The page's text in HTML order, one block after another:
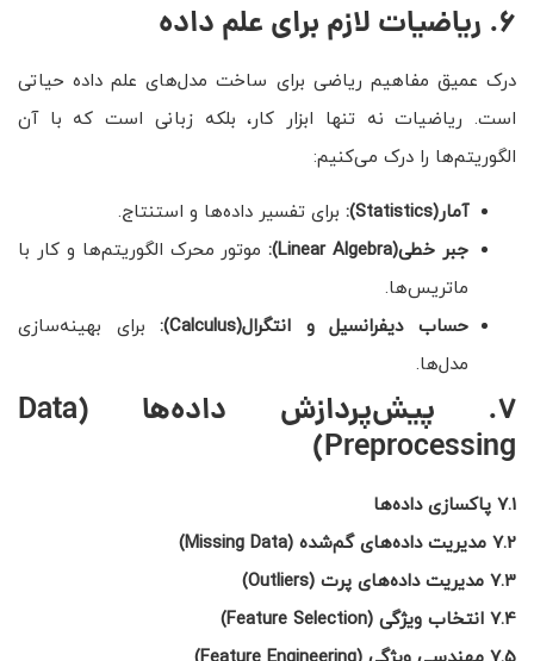
6. ریاضیات لازم برای علم داده
درک عمیق مفاهیم ریاضی برای ساخت مدل‌های علم داده حیاتی
است. ریاضیات نه تنها ابزار کار، بلکه زبانی است که با آن
الگوریتم‌ها را درک می‌کنیم:
آمار(Statistics)
: برای تفسیر داده‌ها و استنتاج.
جبر خطی(Linear Algebra)
: موتور محرک الگوریتم‌ها و کار با
ماتریس‌ها.
حساب دیفرانسیل و انتگرال(Calculus)
: برای بهینه‌سازی
مدل‌ها.
7. پیش‌پردازش داده‌ها (Data
Preprocessing)
7.1 پاکسازی داده‌ها
7.2 مدیریت داده‌های گم‌شده (Missing Data)
7.3 مدیریت داده‌های پرت (Outliers)
7.4 انتخاب ویژگی (Feature Selection)